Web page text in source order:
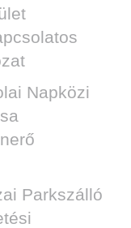
Napközi
Parkszálló